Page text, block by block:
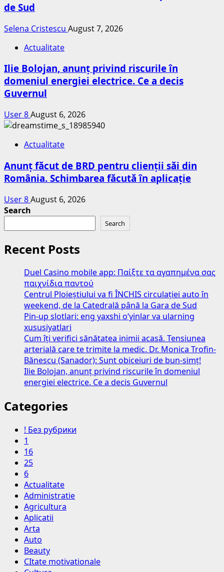
de Sud
Selena Cristescu August 7, 2026
Actualitate
Ilie Bolojan, anunț privind riscurile în
domeniul energiei electrice. Ce a decis
Guvernul
User 8August 6, 2026
Actualitate
Anunț făcut de BRD pentru clienții săi din
România. Schimbarea făcută în aplicație
User 8August 6, 2026
Search
Search
Recent Posts
Duel Casino mobile app: Παίξτε τα αγαπημένα σας
παιχνίδια παντού
Centrul Ploieștiului va fi ÎNCHIS circulației auto în
weekend, de la Catedrală până la Gara de Sud
Pin-up slotlari: eng yaxshi o‘yinlar va ularning
xususiyatlari
Cum îți verifici sănătatea inimii acasă. Tensiunea
arterială care te trimite la medic. Dr. Monica Trofin-
Bănescu (Sanador): Sunt obiceiuri de bun-simț!
Ilie Bolojan, anunț privind riscurile în domeniul
energiei electrice. Ce a decis Guvernul
Categories
! Без рубрики
1
16
25
6
Actualitate
Administratie
Agricultura
Aplicatii
Arta
Auto
Beauty
CItate motivationale